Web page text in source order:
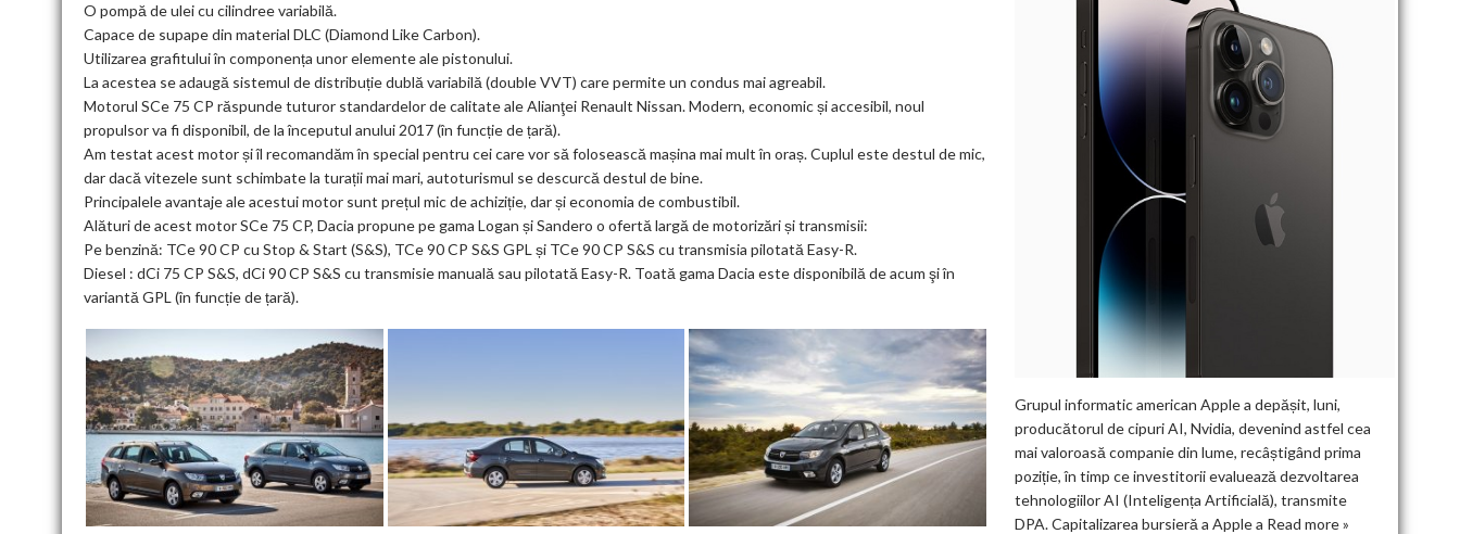
O pompă de ulei cu cilindree variabilă.
Capace de supape din material DLC (Diamond Like Carbon).
Utilizarea grafitului în componența unor elemente ale pistonului.
La acestea se adaugă sistemul de distribuție dublă variabilă (double VVT) care permite un condus mai agreabil.
Motorul SCe 75 CP răspunde tuturor standardelor de calitate ale Alianţei Renault Nissan. Modern, economic și accesibil, noul
propulsor va fi disponibil, de la începutul anului 2017 (în funcție de țară).
Am testat acest motor și îl recomandăm în special pentru cei care vor să folosească mașina mai mult în oraș. Cuplul este destul de mic,
dar dacă vitezele sunt schimbate la turații mai mari, autoturismul se descurcă destul de bine.
Principalele avantaje ale acestui motor sunt prețul mic de achiziție, dar și economia de combustibil.
Alături de acest motor SCe 75 CP, Dacia propune pe gama Logan și Sandero o ofertă largă de motorizări și transmisii:
Pe benzină: TCe 90 CP cu Stop & Start (S&S), TCe 90 CP S&S GPL și TCe 90 CP S&S cu transmisia pilotată Easy-R.
Diesel : dCi 75 CP S&S, dCi 90 CP S&S cu transmisie manuală sau pilotată Easy-R. Toată gama Dacia este disponibilă de acum şi în
variantă GPL (în funcție de țară).
Grupul informatic american Apple a depășit, luni,
producătorul de cipuri AI, Nvidia, devenind astfel cea
mai valoroasă companie din lume, recâștigând prima
poziție, în timp ce investitorii evaluează dezvoltarea
tehnologiilor AI (Inteligența Artificială), transmite
DPA. Capitalizarea bursieră a Apple a Read more »